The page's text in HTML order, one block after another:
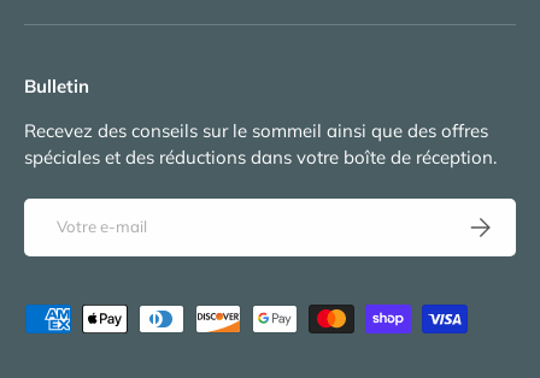
Bulletin
Recevez des conseils sur le sommeil ainsi que des offres
spéciales et des réductions dans votre boîte de réception.
E-mail
S’inscrire
Moyens de paiement acceptés